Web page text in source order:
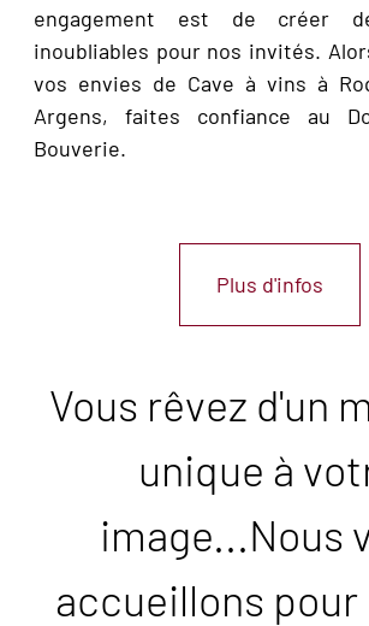
engagement est de créer
inoubliables pour nos invités.
vos envies de Cave à vins à
Argens, faites confiance au
Bouverie.
Plus d'infos
Vous rêvez d'un
unique à
image...Nous
accueillons pour